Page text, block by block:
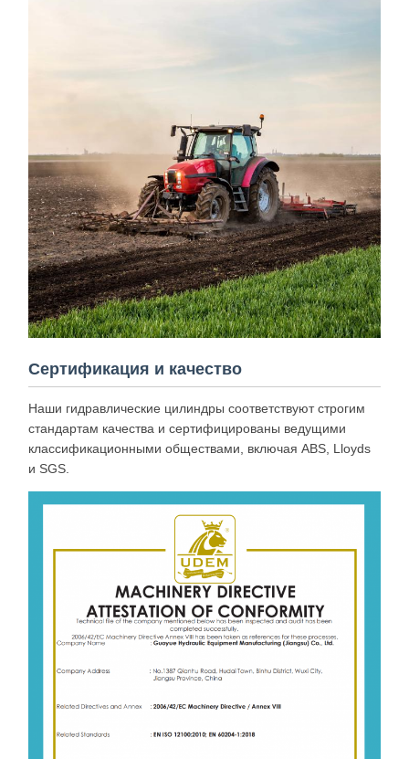
Сертификация и качество
Наши гидравлические цилиндры соответствуют строгим
стандартам качества и сертифицированы ведущими
классификационными обществами, включая ABS, Lloyds
и SGS.